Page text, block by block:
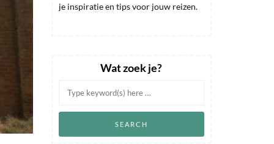
je inspiratie en tips voor jouw reizen.
Wat zoek je?